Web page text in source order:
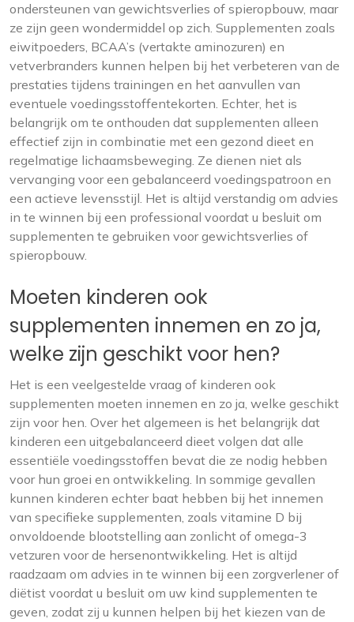
ondersteunen van gewichtsverlies of spieropbouw, maar
ze zijn geen wondermiddel op zich. Supplementen zoals
eiwitpoeders, BCAA’s (vertakte aminozuren) en
vetverbranders kunnen helpen bij het verbeteren van de
prestaties tijdens trainingen en het aanvullen van
eventuele voedingsstoffentekorten. Echter, het is
belangrijk om te onthouden dat supplementen alleen
effectief zijn in combinatie met een gezond dieet en
regelmatige lichaamsbeweging. Ze dienen niet als
vervanging voor een gebalanceerd voedingspatroon en
een actieve levensstijl. Het is altijd verstandig om advies
in te winnen bij een professional voordat u besluit om
supplementen te gebruiken voor gewichtsverlies of
spieropbouw.
Moeten kinderen ook
supplementen innemen en zo ja,
welke zijn geschikt voor hen?
Het is een veelgestelde vraag of kinderen ook
supplementen moeten innemen en zo ja, welke geschikt
zijn voor hen. Over het algemeen is het belangrijk dat
kinderen een uitgebalanceerd dieet volgen dat alle
essentiële voedingsstoffen bevat die ze nodig hebben
voor hun groei en ontwikkeling. In sommige gevallen
kunnen kinderen echter baat hebben bij het innemen
van specifieke supplementen, zoals vitamine D bij
onvoldoende blootstelling aan zonlicht of omega-3
vetzuren voor de hersenontwikkeling. Het is altijd
raadzaam om advies in te winnen bij een zorgverlener of
diëtist voordat u besluit om uw kind supplementen te
geven, zodat zij u kunnen helpen bij het kiezen van de